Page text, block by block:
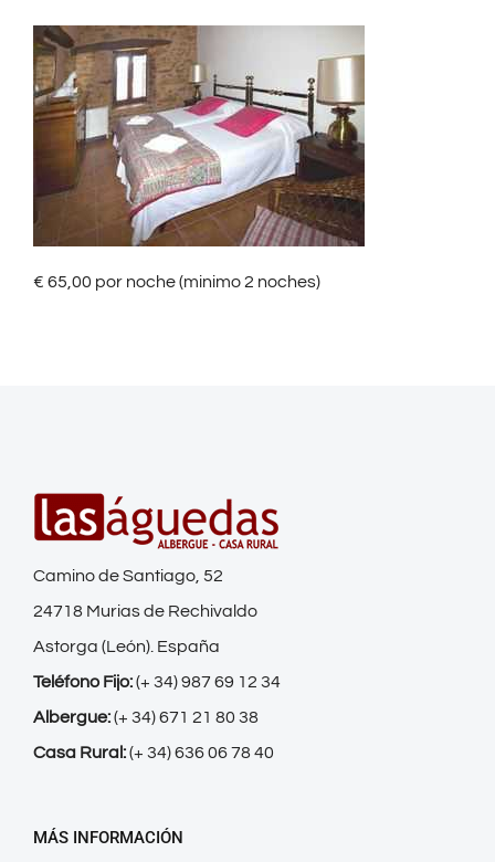
€ 65,00 por noche (minimo 2 noches)
Camino de Santiago, 52
24718 Murias de Rechivaldo
Astorga (León). España
Teléfono Fijo:(+ 34) 987 69 12 34
Albergue:(+ 34) 671 21 80 38
Casa Rural:(+ 34) 636 06 78 40
MÁS INFORMACIÓN